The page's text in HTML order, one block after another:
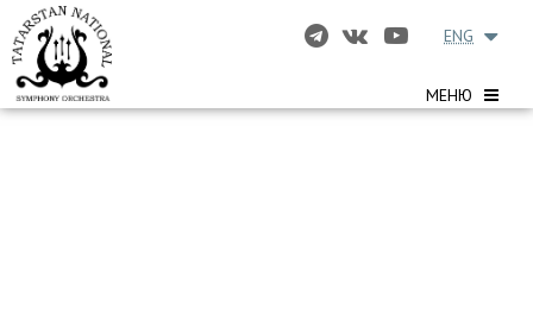
МЕНЮ
ENG